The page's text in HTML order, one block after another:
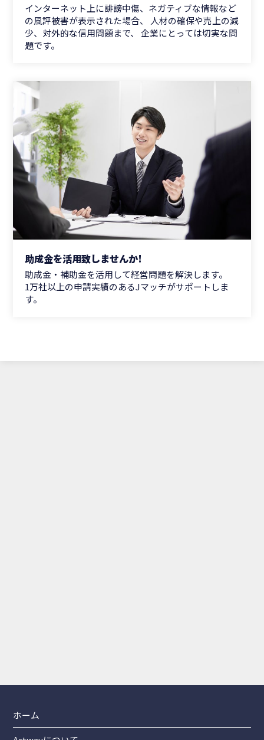
インターネット上に誹謗中傷、ネガティブな情報など
の風評被害が表示された場合、 人材の確保や売上の減
少、対外的な信用問題まで、 企業にとっては切実な問
題です。
助成金を活用致しませんか!
助成金・補助金を活用して経営問題を解決します。
1万社以上の申請実績のあるJマッチがサポートしま
す。
ホーム